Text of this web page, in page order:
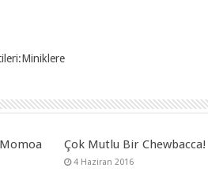
Çok Mutlu Bir Chewbacca!
4 Haziran 2016